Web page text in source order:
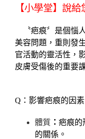
【小學堂】說給
〝疤痕〞是個惱
美容問題，重則發
官活動的靈活性，
皮膚受傷後的重要
Q：影響疤痕的因素
體質 ： 疤痕的
的關係。